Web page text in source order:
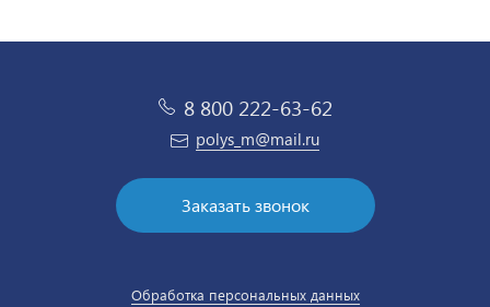
8 800 222-63-62
polys_m@mail.ru
Заказать звонок
Обработка персональных данных